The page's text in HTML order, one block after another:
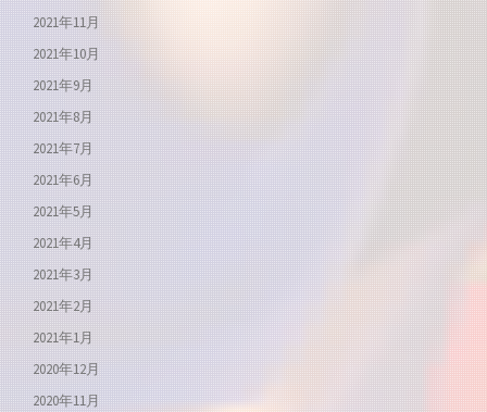
2021年11月
2021年10月
2021年9月
2021年8月
2021年7月
2021年6月
2021年5月
2021年4月
2021年3月
2021年2月
2021年1月
2020年12月
2020年11月